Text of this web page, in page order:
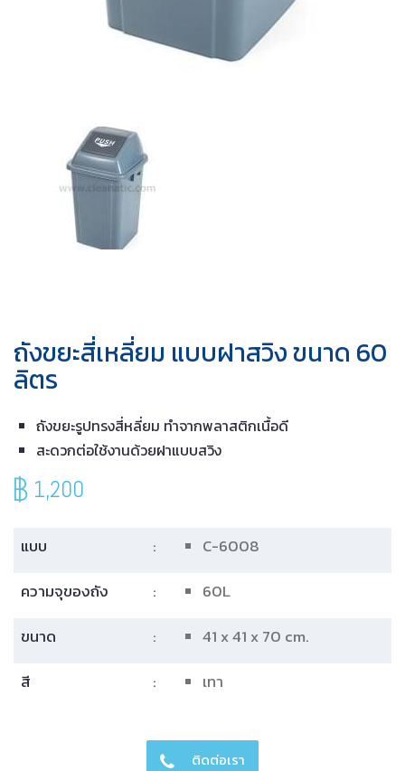
ถังขยะสี่เหลี่ยม แบบฝาสวิง ขนาด 60
ลิตร
ถังขยะรูปทรงสี่หลี่ยม ทำจากพลาสติกเนื้อดี
สะดวกต่อใช้งานด้วยฝาแบบสวิง
1,200
แบบ :
C-6008
ความจุของถัง
:
60L
ขนาด
:
41 x 41 x 70 cm.
สี
: เทา
ติดต่อเรา